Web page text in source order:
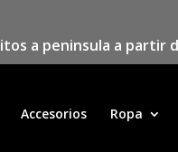
a peninsula a partir
Accesorios Ropa